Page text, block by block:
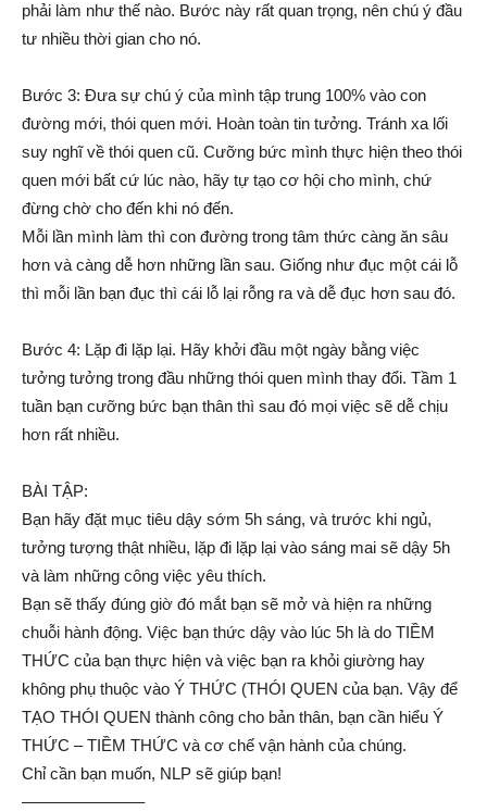
phải làm như thế nào. Bước này rất quan trọng, nên chú ý đầu
tư nhiều thời gian cho nó.
Bước 3: Đưa sự chú ý của mình tập trung 100% vào con
đường mới, thói quen mới. Hoàn toàn tin tưởng. Tránh xa lối
suy nghĩ về thói quen cũ. Cưỡng bức mình thực hiện theo thói
quen mới bất cứ lúc nào, hãy tự tạo cơ hội cho mình, chứ
đừng chờ cho đến khi nó đến.
Mỗi lần mình làm thì con đường trong tâm thức càng ăn sâu
hơn và càng dễ hơn những lần sau. Giống như đục một cái lỗ
thì mỗi lần bạn đục thì cái lỗ lại rỗng ra và dễ đục hơn sau đó.
Bước 4: Lặp đi lặp lại. Hãy khởi đầu một ngày bằng việc
tưởng tưởng trong đầu những thói quen mình thay đổi. Tầm 1
tuần bạn cưỡng bức bạn thân thì sau đó mọi việc sẽ dễ chịu
hơn rất nhiều.
BÀI TẬP:
Bạn hãy đặt mục tiêu dậy sớm 5h sáng, và trước khi ngủ,
tưởng tượng thật nhiều, lặp đi lặp lại vào sáng mai sẽ dậy 5h
và làm những công việc yêu thích.
Bạn sẽ thấy đúng giờ đó mắt bạn sẽ mở và hiện ra những
chuỗi hành động. Việc bạn thức dậy vào lúc 5h là do TIỀM
THỨC của bạn thực hiện và việc bạn ra khỏi giường hay
không phụ thuộc vào Ý THỨC (THÓI QUEN của bạn. Vậy để
TẠO THÓI QUEN thành công cho bản thân, bạn cần hiểu Ý
THỨC – TIỀM THỨC và cơ chế vận hành của chúng.
Chỉ cần bạn muốn, NLP sẽ giúp bạn!
———————–